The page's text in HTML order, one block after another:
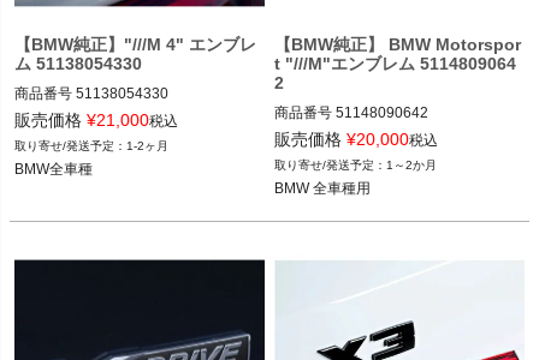
【BMW純正】"///M 4" エンブレ
ム 51138054330
商品番号 51138054330
51138054330
BMW全車種
販売価格 ¥21,000税込
1-2ヶ月
BMW全車種
【BMW純正】 BMW Motorspor
t "///M"エンブレム 5114809064
2
商品番号 51148090642
51148090642
BMW 全車種用
販売価格 ¥20,000税込
1～2か月
BMW 全車種用